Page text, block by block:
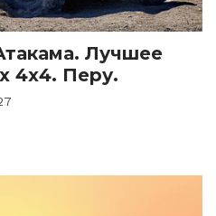
Лучшее
4х4. Перу.